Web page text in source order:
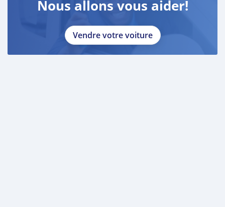
Nous allons vous aider!
Vendre votre voiture